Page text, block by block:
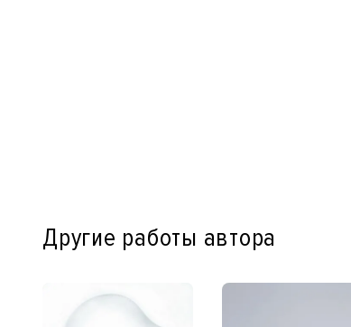
Другие работы автора